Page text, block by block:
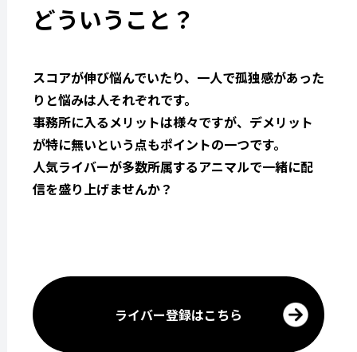
どういうこと？
スコアが伸び悩んでいたり、一人で孤独感があった
りと悩みは人それぞれです。
事務所に入るメリットは様々ですが、デメリット
が特に無いという点もポイントの一つです。
人気ライバーが多数所属するアニマルで一緒に配
信を盛り上げませんか？
ライバー登録はこちら